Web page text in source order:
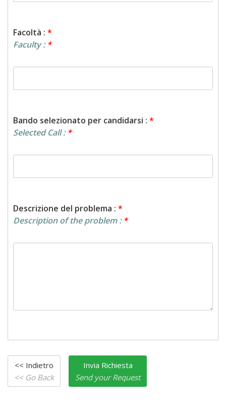
Facoltà : *
Faculty :*
Bando selezionato per candidarsi : *
Selected Call :*
Descrizione del problema : *
Description of the problem :*
<< Indietro
<< Go Back
Invia Richiesta
Send your Request